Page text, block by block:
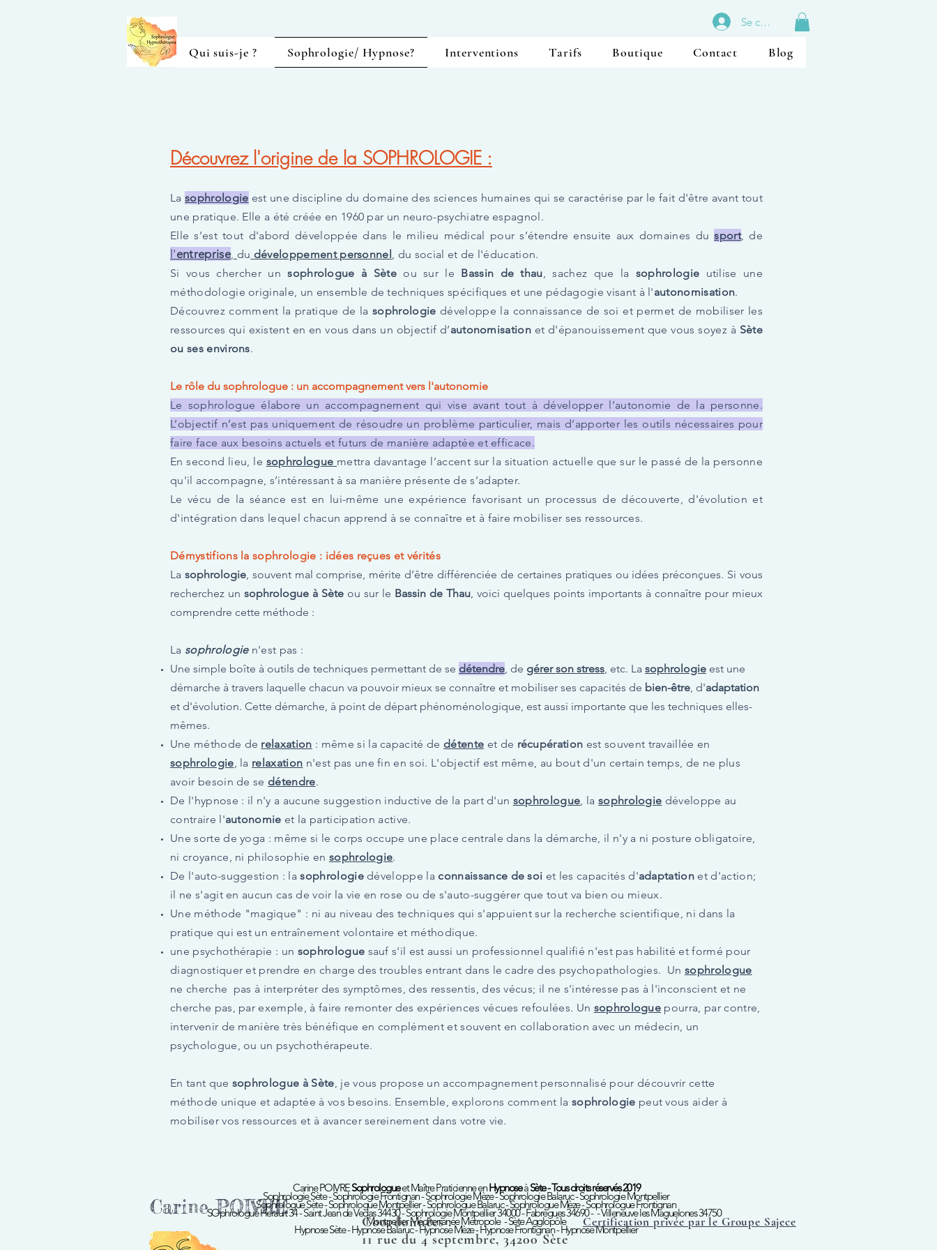
Se connecter
Qui suis-je ? Sophrologie/ Hypnose? Interventions Tarifs Boutique Contact Blog
Découvrez l'origine de la SOPHROLOGIE :
La sophrologie est une discipline du domaine des sciences humaines qui se caractérise par le fait d'être avant tout
une pratique. Elle a été créée en 1960 par un neuro-psychiatre espagnol .
Elle s’est tout d'abord développée dans le milieu médical pour s’étendre ensuite aux domaines dusport, de
l'entreprise, du développement personnel , du social et de l'éducation.
Si vous chercher unsophrologue à Sèteou sur le Bassin de thau, sachez que la sophrologie utilise une
méthodologie originale, un ensemble de techniques spécifiques et une pédagogie visant à l'autonomisation.
Découvrez comment la pratique de lasophrologie développe la connaissance de soi et permet de mobiliser les
ressources qui existent en en vous dans un objectif d’autonomisation et d'épanouissement que vous soyez à Sète
ou ses environs.
Le rôle du sophrologue : un accompagnement vers l'autonomie
Le sophrologue élabore un accompagnement qui vise avant tout à développer l’autonomie de la personne.
L’objectif n’est pas uniquement de résoudre un problème particulier, mais d’apporter les outils nécessaires pour
faire face aux besoins actuels et futurs de manière adaptée et efficace.
En second lieu,
le sophrologue mettra davantage l’accent sur la situation actuelle que sur le passé de la personne
qu'il accompagne, s’intéressant à sa manière présente de s’adapter.
Le vécu de la séance est en lui-même une expérience favorisant un processus de découverte, d'évolution et
d'intégration dans lequel chacun apprend à se connaître et à faire mobiliser ses ressources.
Démystifions la sophrologie : idées reçues et vérités
La sophrologie, souvent mal comprise, mérite d’être différenciée de certaines pratiques ou idées préconçues. Si vous
recherchez un sophrologue à Sète ou sur le Bassin de Thau, voici quelques points importants à connaître pour mieux
comprendre cette méthode :
La sophrologien'est pas :
Une simple boîte à outils de techniques permettant de se détendre, de gérer son stress, etc. La sophrologie est une
démarche à travers laquelle chacun va pouvoir mieux se connaître et mobiliser ses capacités de bien-être, d'adaptation
et d'évolution. Cette démarche, à point de départ phénoménologique, est aussi importante que les techniques elles-
mêmes.
Une méthode de relaxation : même si la capacité de détente et de récupération est souvent travaillée en
sophrologie, la relaxation n'est pas une fin en soi. L'objectif est même, au bout d'un certain temps, de ne plus
avoir besoin de se détendre.
De l'hypnose : il n'y a aucune suggestion inductive de la part d'un sophrologue, la sophrologie développe au
contraire l'autonomie et la participation active.
Une sorte de yoga : même si le corps occupe une place centrale dans la démarche, il n'y a ni posture obligatoire,
ni croyance, ni philosophie en sophrologie.
De l'auto-suggestion : lasophrologiedéveloppe la connaissance de soi et les capacités d'adaptation et d'action;
il ne s'agit en aucun cas de voir la vie en rose ou de s'auto-suggérer que tout va bien ou mieux.
Une méthode "magique" : ni au niveau des techniques qui s'appuient sur la recherche scientifique, ni dans la
pratique qui est un entraînement volontaire et méthodique.
une psychothérapie : un sophrologue sauf s'il est aussi un professionnel qualifié n'est pas habilité et formé pour
diagnostiquer et prendre en charge des troubles entrant dans le cadre des psychopathologies. Unsophrologue
ne cherche pas à interpréter des symptômes, des ressentis, des vécus; il ne s'intéresse pas à l'inconscient et ne
cherche pas, par exemple, à faire remonter des expériences vécues refoulées. Un sophrologue pourra, par contre,
intervenir de manière très bénéfique en complément et souvent en collaboration avec un médecin, un
psychologue, ou un psychothérapeute.
En tant que sophrologue à Sète, je vous propose un accompagnement personnalisé pour découvrir cette
méthode unique et adaptée à vos besoins. Ensemble, explorons comment lasophrologie peut vous aider à
mobiliser vos ressources et à avancer sereinement dans votre vie.
Carine POIVRESophrologueet Maître Praticienne enHypnoseàSète - Tous droits réservés 2019
Sophrologie Sète - Sophrologie Frontignan - Sophrologie Mèze - Sophrologie Balaruc - Sophrologie Montpellier
Sophrologue Sète - Sophrologue Montpellier - Sophrologue Balaruc - Sophrologue Mèze - Sophrologue Frontignan
SOphrologue Herault 34 - Saint Jean de Vedas 34430 - Sophrologie Montpellier 34000 - Fabrègues 34690 - - Villeneuve les Maguelones 34750
Montpellier Méditerranée Métropole - Sète Agglopôle
Hypnose Sète - Hypnose Balaruc - Hypnose Mèze - Hypnose Frontignan - Hypnose Montpellier
Carine POIVRE
Coordonnées :
11 rue du 4 septembre, 34200 Sète
Certification privée par le Groupe Sajece